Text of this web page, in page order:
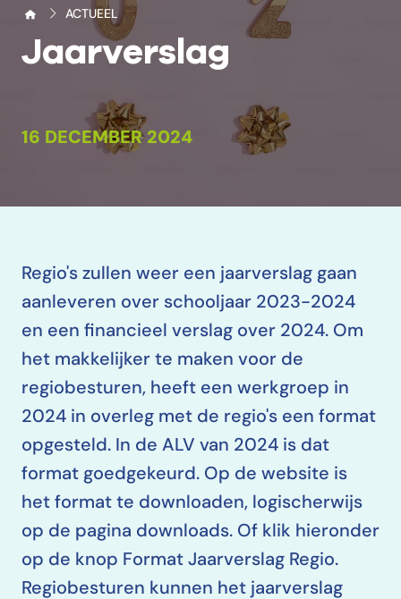
ACTUEEL
Jaarverslag
16 DECEMBER 2024
Regio's zullen weer een jaarverslag gaan
aanleveren over schooljaar 2023-2024
en een financieel verslag over 2024. Om
het makkelijker te maken voor de
regiobesturen, heeft een werkgroep in
2024 in overleg met de regio's een format
opgesteld. In de ALV van 2024 is dat
format goedgekeurd. Op de website is
het format te downloaden, logischerwijs
op de pagina downloads. Of klik hieronder
op de knop Format Jaarverslag Regio.
Regiobesturen kunnen het jaarverslag